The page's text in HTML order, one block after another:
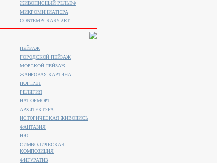
ЖИВОПИСНЫЙ РЕЛЬЕФ
МИКРОМИНИАТЮРА
CONTEMPORARY ART
ПЕЙЗАЖ
ГОРОДСКОЙ ПЕЙЗАЖ
МОРСКОЙ ПЕЙЗАЖ
ЖАНРОВАЯ КАРТИНА
ПОРТРЕТ
РЕЛИГИЯ
НАТЮРМОРТ
АРХИТЕКТУРА
ИСТОРИЧЕСКАЯ ЖИВОПИСЬ
ФАНТАЗИЯ
НЮ
СИМВОЛИЧЕСКАЯ
КОМПОЗИЦИЯ
ФИГУРАТИВ